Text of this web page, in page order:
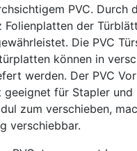
PVC. Durch
Folienplatten der
Die PVC
können in
werden. Der PVC
geeignet für Stapler und
zum verschieben,
verschiebbar.